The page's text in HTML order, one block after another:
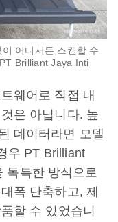
어디서든 스캔할 수
Brilliant Jaya Inti
웨어로 직접 내
은 아닙니다. 높
데이터라면 모델
우 PT Brilliant
독특한 방식으로
폭 단축하고, 제
할 수 있었습니